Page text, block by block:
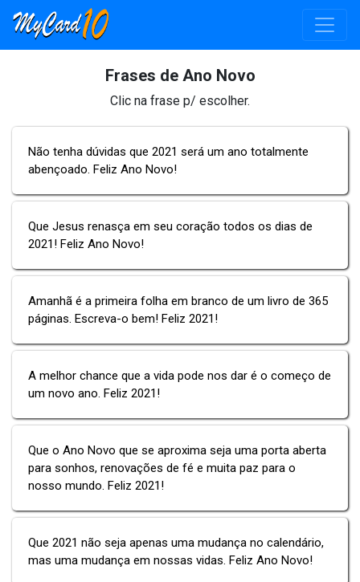
Frases de Ano Novo
Clic na frase p/ escolher.
Não tenha dúvidas que 2021 será um ano totalmente
abençoado. Feliz Ano Novo!
Que Jesus renasça em seu coração todos os dias de
2021! Feliz Ano Novo!
Amanhã é a primeira folha em branco de um livro de 365
páginas. Escreva-o bem! Feliz 2021!
A melhor chance que a vida pode nos dar é o começo de
um novo ano. Feliz 2021!
Que o Ano Novo que se aproxima seja uma porta aberta
para sonhos, renovações de fé e muita paz para o
nosso mundo. Feliz 2021!
Que 2021 não seja apenas uma mudança no calendário,
mas uma mudança em nossas vidas. Feliz Ano Novo!